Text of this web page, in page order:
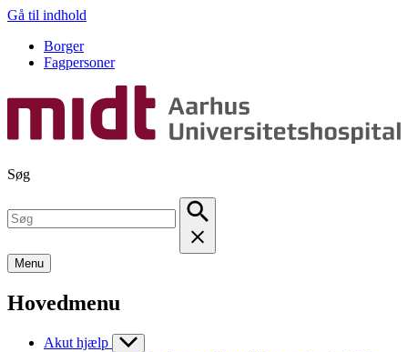
Gå til indhold
Borger
Fagpersoner
Søg
Menu
Hovedmenu
Akut hjælp